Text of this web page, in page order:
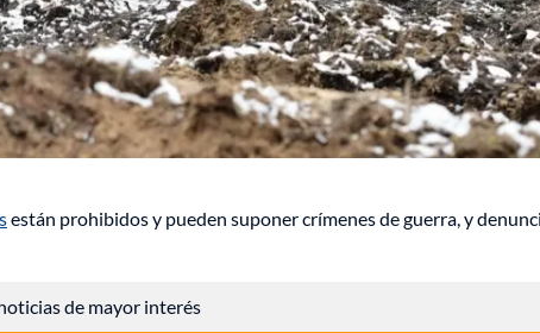
están prohibidos y pueden suponer crímenes de guerra, y
de mayor interés